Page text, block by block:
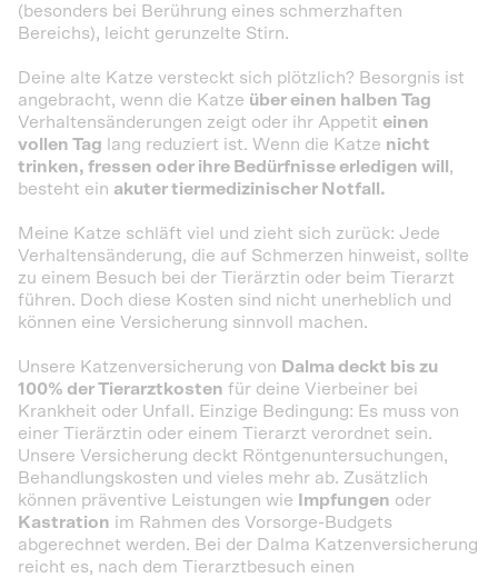
(besonders bei Berührung eines schmerzhaften
Bereichs), leicht gerunzelte Stirn.
Deine alte Katze versteckt sich plötzlich? Besorgnis ist
angebracht, wenn die Katze über einen halben Tag
Verhaltensänderungen zeigt oder ihr Appetit einen
vollen Tag lang reduziert ist. Wenn die Katze nicht
trinken, fressen oder ihre Bedürfnisse erledigen will,
besteht ein akuter tiermedizinischer Notfall.
Meine Katze schläft viel und zieht sich zurück: Jede
Verhaltensänderung, die auf Schmerzen hinweist, sollte
zu einem Besuch bei der Tierärztin oder beim Tierarzt
führen. Doch diese Kosten sind nicht unerheblich und
können eine Versicherung sinnvoll machen.
Unsere Katzenversicherung von Dalma deckt bis zu
100% der Tierarztkosten für deine Vierbeiner bei
Krankheit oder Unfall. Einzige Bedingung: Es muss von
einer Tierärztin oder einem Tierarzt verordnet sein.
Unsere Versicherung deckt Röntgenuntersuchungen,
Behandlungskosten und vieles mehr ab. Zusätzlich
können präventive Leistungen wie Impfungen oder
Kastration im Rahmen des Vorsorge-Budgets
abgerechnet werden. Bei der Dalma Katzenversicherung
reicht es, nach dem Tierarztbesuch einen